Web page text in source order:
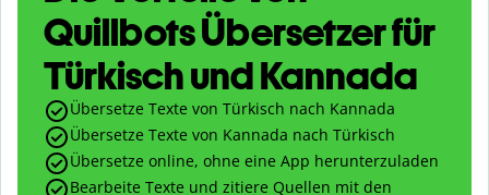
Quillbots Übersetzer für
Türkisch und Kannada
Übersetze Texte von Türkisch nach Kannada
Übersetze Texte von Kannada nach Türkisch
Übersetze online, ohne eine App herunterzuladen
Bearbeite Texte und zitiere Quellen mit den